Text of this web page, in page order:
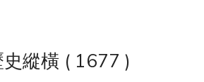
縱橫 ( 1677 )